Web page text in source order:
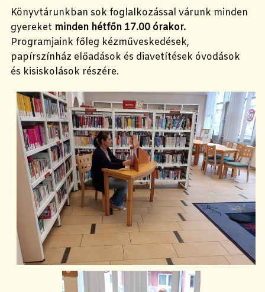
Könyvtárunkban sok foglalkozással várunk minden
gyereket minden hétfőn 17.00 órakor.
Programjaink főleg kézműveskedések,
papírszínház előadások és diavetítések óvodások
és kisiskolások részére.